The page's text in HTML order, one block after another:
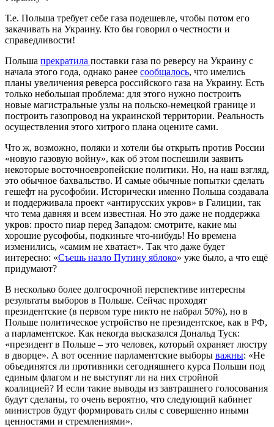
Т.е. Польша требует себе газа подешевле, чтобы потом его
закачивать на Украину. Кто бы говорил о честности и
справедливости!
Польша прекратила поставки газа по реверсу на Украину с
начала этого года, однако ранее сообщалось, что имелись
планы увеличения реверса российского газа на Украину. Есть
только небольшая проблема: для этого нужно построить
новые магистральные узлы на польско-немецкой границе и
построить газопровод на украинской территории. Реальность
осуществления этого хитрого плана оцените сами.
Что ж, возможно, поляки и хотели бы открыть против России
«новую газовую войну», как об этом поспешили заявить
некоторые восточноевропейские политики. Но, на наш взгляд,
это обычное бахвальство. И самые обычные попытки сделать
гешефт на русофобии. Исторически именно Польша создавала
и поддерживала проект «антирусских укров» в Галиции, так
что тема давняя и всем известная. Но это даже не поддержка
укров: просто пиар перед Западом: смотрите, какие мы
хорошие русофобы, подкиньте что-нибудь! Но времена
изменились, «самим не хватает». Так что даже будет
интересно: «Съешь назло Путину яблоко» уже было, а что ещё
придумают?
В несколько более долгосрочной перспективе интересны
результаты выборов в Польше. Сейчас проходят
президентские (в первом туре никто не набрал 50%), но в
Польше политическое устройство не президентское, как в РФ,
а парламентское. Как некогда высказался Дональд Туск:
«президент в Польше – это человек, который охраняет люстру
в дворце». А вот осенние парламентские выборы важны: «Не
объединятся ли противники сегодняшнего курса Польши под
единым флагом и не выступят ли на них стройной
коалицией? И если такие выводы из завтрашнего голосования
будут сделаны, то очень вероятно, что следующий кабинет
министров будут формировать силы с совершенно иными
ценностями и стремлениями».